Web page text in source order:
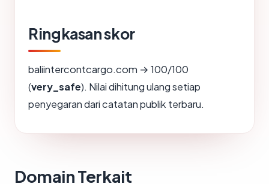
Ringkasan skor
baliintercontcargo.com → 100/100
(very_safe). Nilai dihitung ulang setiap
penyegaran dari catatan publik terbaru.
Domain Terkait